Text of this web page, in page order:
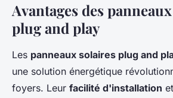
Avantages des
plug and play
Les panneaux solaires plug and
une solution énergétique
foyers. Leur facilité d'installation